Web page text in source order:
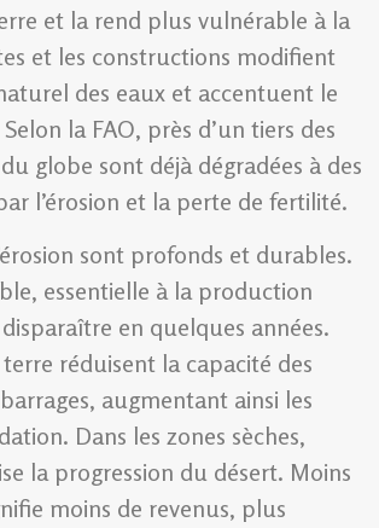
et la rend plus vulnérable à la
et les constructions modifient
des eaux et accentuent le
la FAO, près d’un tiers des
globe sont déjà dégradées à des
l’érosion et la perte de fertilité.
sont profonds et durables.
essentielle à la production
en quelques années.
réduisent la capacité des
augmentant ainsi les
Dans les zones sèches,
la progression du désert. Moins
moins de revenus, plus